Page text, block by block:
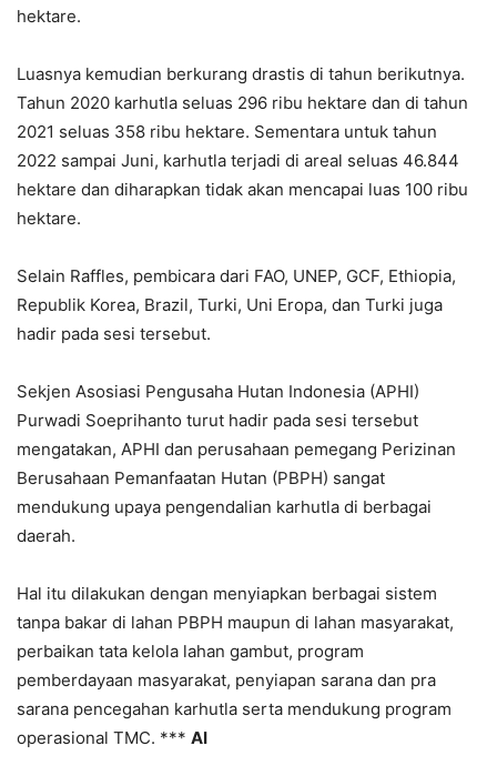
hektare.
Luasnya kemudian berkurang drastis di tahun berikutnya.
Tahun 2020 karhutla seluas 296 ribu hektare dan di tahun
2021 seluas 358 ribu hektare. Sementara untuk tahun
2022 sampai Juni, karhutla terjadi di areal seluas 46.844
hektare dan diharapkan tidak akan mencapai luas 100 ribu
hektare.
Selain Raffles, pembicara dari FAO, UNEP, GCF, Ethiopia,
Republik Korea, Brazil, Turki, Uni Eropa, dan Turki juga
hadir pada sesi tersebut.
Sekjen Asosiasi Pengusaha Hutan Indonesia (APHI)
Purwadi Soeprihanto turut hadir pada sesi tersebut
mengatakan, APHI dan perusahaan pemegang Perizinan
Berusahaan Pemanfaatan Hutan (PBPH) sangat
mendukung upaya pengendalian karhutla di berbagai
daerah.
Hal itu dilakukan dengan menyiapkan berbagai sistem
tanpa bakar di lahan PBPH maupun di lahan masyarakat,
perbaikan tata kelola lahan gambut, program
pemberdayaan masyarakat, penyiapan sarana dan pra
sarana pencegahan karhutla serta mendukung program
operasional TMC. *** AI